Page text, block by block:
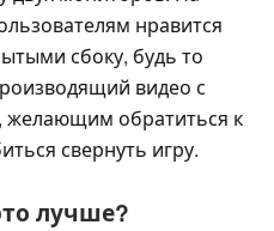
нравится
сбоку, будь то
видео с
желающим обратиться к
свернуть игру.
лучше?